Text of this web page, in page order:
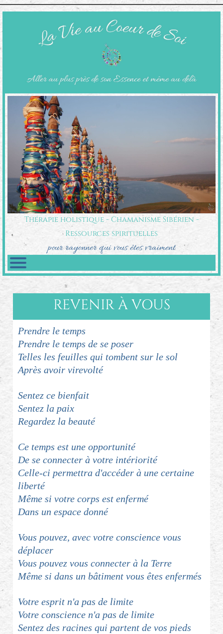
Thérapie holistique - Chamanisme Sibérien -
Ressources spirituelles
pour rayonner qui vous êtes vraiment
REVENIR À VOUS
Prendre le temps
Prendre le temps de se poser
Telles les feuilles qui tombent sur le sol
Après avoir virevolté
Sentez ce bienfait
Sentez la paix
Regardez la beauté
Ce temps est une opportunité
De se connecter à votre intériorité
Celle-ci permettra d'accéder à une certaine
liberté
Même si votre corps est enfermé
Dans un espace donné
Vous pouvez, avec votre conscience vous
déplacer
Vous pouvez vous connecter à la Terre
Même si dans un bâtiment vous êtes enfermés
Votre esprit n'a pas de limite
Votre conscience n'a pas de limite
Sentez des racines qui partent de vos pieds